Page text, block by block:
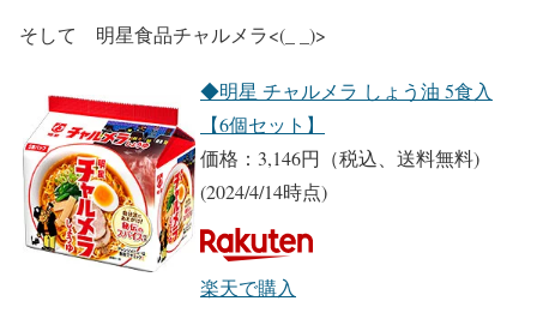
そして 明星食品チャルメラ<(_ _)>
◆明星 チャルメラ しょう油 5食入
【6個セット】
価格：3,146円（税込、送料無料)
(2024/4/14時点)
楽天で購入